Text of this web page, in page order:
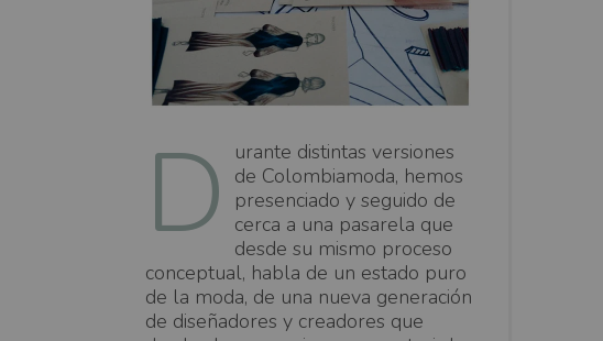
D
urante distintas versiones
de Colombiamoda, hemos
presenciado y seguido de
cerca a una pasarela que
desde su mismo proceso
conceptual, habla de un estado puro
de la moda, de una nueva generación
de diseñadores y creadores que